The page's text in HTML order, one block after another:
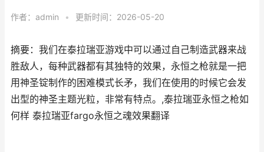
作者： admin • 更新时间：2026-05-20
摘要：我们在泰拉瑞亚游戏中可以通过自己制造武器来战
胜敌人，每种武器都有其独特的效果，永恒之枪就是一把
用神圣锭制作的困难模式长矛，我们在使用的时候它会发
出型的神圣主题光粒，非常有特点。,泰拉瑞亚永恒之枪如
何样 泰拉瑞亚fargo永恒之魂效果翻译